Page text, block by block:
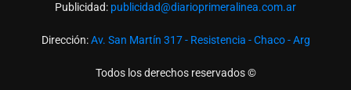
Publicidad: publicidad@diarioprimeralinea.com.ar
Dirección:Av. San Martín 317 - Resistencia - Chaco - Arg
Todos los derechos reservados ©